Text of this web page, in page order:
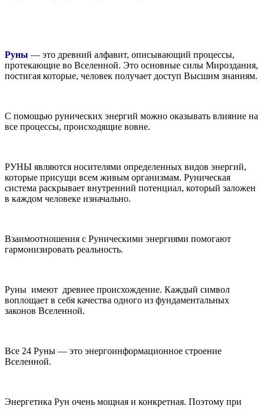
Руны — это древний алфавит, описывающий процессы,
протекающие во Вселенной. Это основные силы Мироздания,
постигая которые, человек получает доступ Высшим знаниям.
С помощью рунических энергий можно оказывать влияние на
все процессы, происходящие вовне.
РУНЫ являются носителями определенных видов энергий,
которые присущи всем живым организмам. Руническая
система раскрывает внутренний потенциал, который заложен
в каждом человеке изначально.
Взаимоотношения с Руническими энергиями помогают
гармонизировать реальность.
Руны имеют древнее происхождение. Каждый символ
воплощает в себя качества одного из фундаментальных
законов Вселенной.
Все 24 Руны — это энергоинформационное строение
Вселенной.
Энергетика Рун очень мощная и конкретная. Поэтому при